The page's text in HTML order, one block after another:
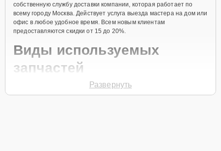
собственную службу доставки компании, которая работает по
всему городу Москва. Действует услуга выезда мастера на дом или
офис в любое удобное время. Всем новым клиентам
предоставляются скидки от 15 до 20%.
Виды используемых
запчастей
Для ремонта источника бесперебойного питания модели DSPH10-
Развернуть